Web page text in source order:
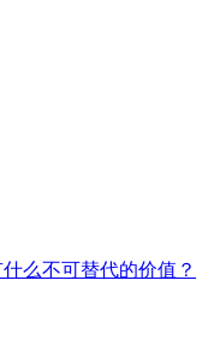
么不可替代的价值？